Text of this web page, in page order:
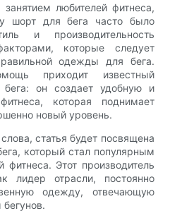
любителей фитнеса,
шорт для бега часто было
и производительность
которые следует
одежды для бега.
приходит известный
бега: он создает удобную и
которая поднимает
новый уровень.
статья будет посвящена
который стал популярным
Этот производитель
лидер отрасли, постоянно
одежду, отвечающую